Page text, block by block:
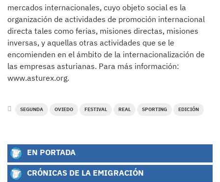
mercados internacionales, cuyo objeto social es la
organización de actividades de promoción internacional
directa tales como ferias, misiones directas, misiones
inversas, y aquellas otras actividades que se le
encomienden en el ámbito de la internacionalización de
las empresas asturianas. Para más información:
www.asturex.org.
SEGUNDA OVIEDO FESTIVAL REAL SPORTING EDICIÓN
EN PORTADA
CRÓNICAS DE LA EMIGRACIÓN